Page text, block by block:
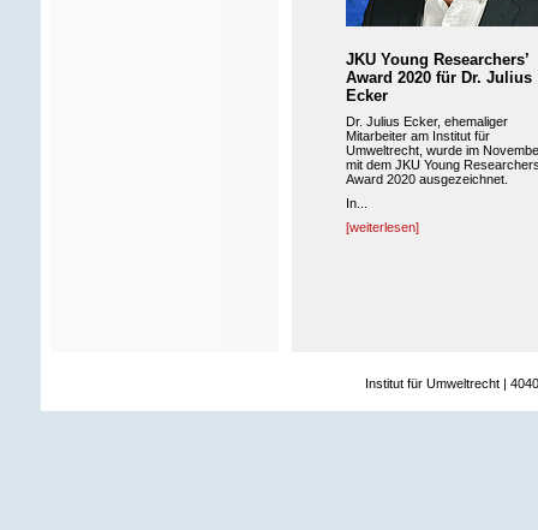
JKU Young Researchers’
Award 2020 für Dr. Julius
Ecker
Dr. Julius Ecker, ehemaliger
Mitarbeiter am Institut für
Umweltrecht, wurde im
mit dem JKU Young
Award 2020 ausgezeichnet.
In...
[weiterlesen]
Institut für Umweltrecht |